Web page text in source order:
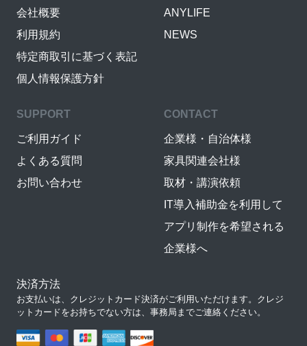
会社概要
利用規約
特定商取引に基づく表記
個人情報保護方針
ANYLIFE
NEWS
SUPPORT
ご利用ガイド
よくある質問
お問い合わせ
CONTACT
企業様・自治体様
家具関連会社様
取材・講演依頼
IT導入補助金を利用して
アプリ制作を希望される
企業様へ
決済方法
お支払いは、クレジットカード決済がご利用いただけます。クレジ
ットカードをお持ちでない方は、事務局までご連絡ください。